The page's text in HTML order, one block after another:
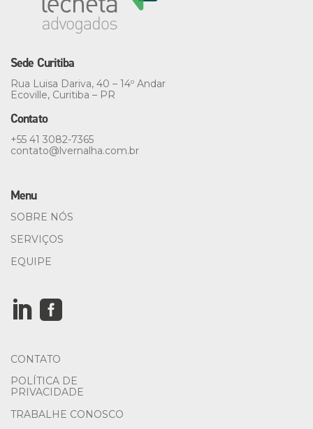
Sede Curitiba
Rua Luisa Dariva, 40 – 14º Andar
Ecoville, Curitiba – PR
Contato
+55 41 3082-7365
contato@lvernalha.com.br
Menu
SOBRE NÓS
SERVIÇOS
EQUIPE
 
CONTATO
POLÍTICA DE
PRIVACIDADE
TRABALHE CONOSCO